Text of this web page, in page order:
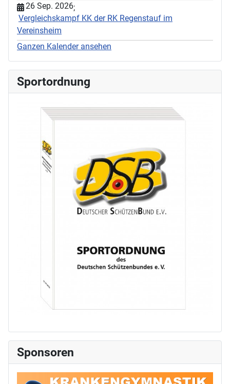
26 Sep. 2026;
Vergleichskampf KK der RK Regenstauf im
Vereinsheim
Ganzen Kalender ansehen
Sportordnung
Sponsoren